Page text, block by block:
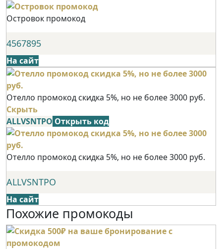
Островок промокод
4567895
На сайт
Отелло промокод скидка 5%, но не более 3000 руб.
Скрыть
ALLVSNTPO Открыть код
Отелло промокод скидка 5%, но не более 3000 руб.
ALLVSNTPO
На сайт
Похожие промокоды